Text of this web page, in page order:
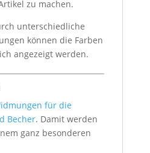
zu machen.
unterschiedliche
können die Farben
angezeigt werden.
für die
Becher. Damit werden
ganz besonderen